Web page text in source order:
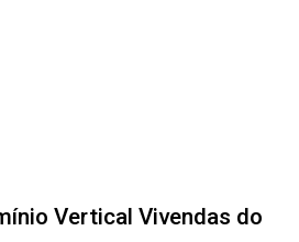
Vertical Vivendas do